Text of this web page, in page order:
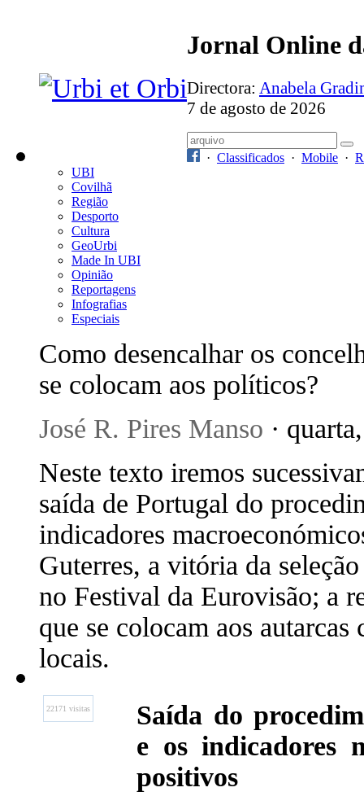
Jornal Online
Directora: Anabela
7 de agosto de 2026
· Classificados · Mobile ·
UBI
Covilhã
Região
Desporto
Cultura
GeoUrbi
Made In UBI
Opinião
Reportagens
Infografias
Especiais
Como desencalhar os
se colocam aos políticos?
José R. Pires Manso ·
Neste texto iremos
saída de Portugal do
indicadores
Guterres, a vitória da
no Festival da Eurovisão; a
que se colocam aos
locais.
22171 visitas
Saída do
e os indicadores
positivos